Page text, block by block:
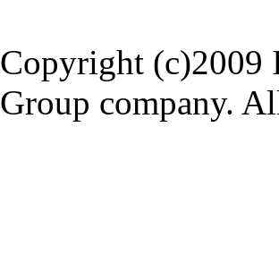
Copyright (c)2009
Group company.